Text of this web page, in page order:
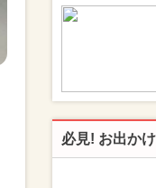
必見! お出か